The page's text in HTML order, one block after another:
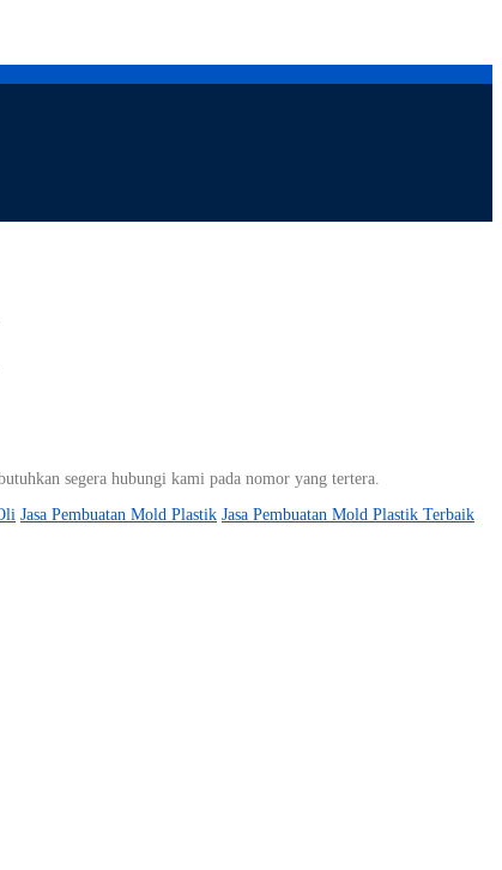
segera hubungi kami pada nomor yang tertera.
Jasa Pembuatan Mold Plastik Jasa Pembuatan Mold Plastik Terbaik